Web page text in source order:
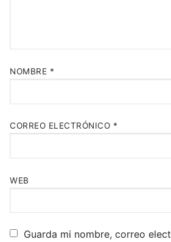
NOMBRE *
CORREO ELECTRÓNICO *
WEB
Guarda mi nombre, correo